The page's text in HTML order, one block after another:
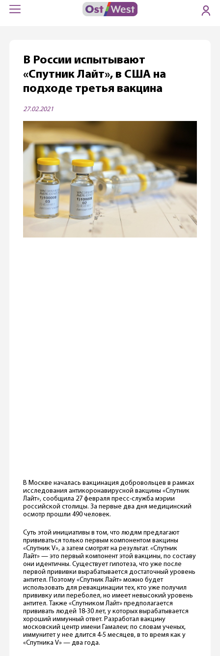
В России испытывают
«Спутник Лайт», в США на
подходе третья вакцина
27.02.2021
В Москве началась вакцинация добровольцев в рамках
исследования антикоронавирусной вакцины «Спутник
Лайт», сообщила 27 февраля пресс-служба мэрии
российской столицы. За первые два дня медицинский
осмотр прошли 490 человек.
Суть этой инициативы в том, что людям предлагают
прививаться только первым компонентом вакцины
«Спутник V», а затем смотрят на результат. «Спутник
Лайт» — это первый компонент этой вакцины, по составу
они идентичны. Существует гипотеза, что уже после
первой прививки вырабатывается достаточный уровень
антител. Поэтому «Спутник Лайт» можно будет
использовать для ревакцинации тех, кто уже получил
прививку или переболел, но имеет невысокий уровень
антител. Также «Спутником Лайт» предполагается
прививать людей 18-30 лет, у которых вырабатывается
хороший иммунный ответ. Разработал вакцину
московский центр имени Гамалеи; по словам ученых,
иммунитет у нее длится 4-5 месяцев, в то время как у
«Спутника V» — два года.